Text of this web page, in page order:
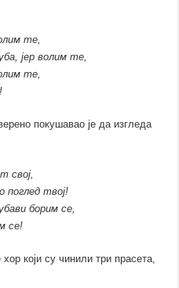
те,
јер волим те,
те,
покушавао је да изгледа
свој,
поглед твој!
борим се,
се!
који су чинили три прасета,